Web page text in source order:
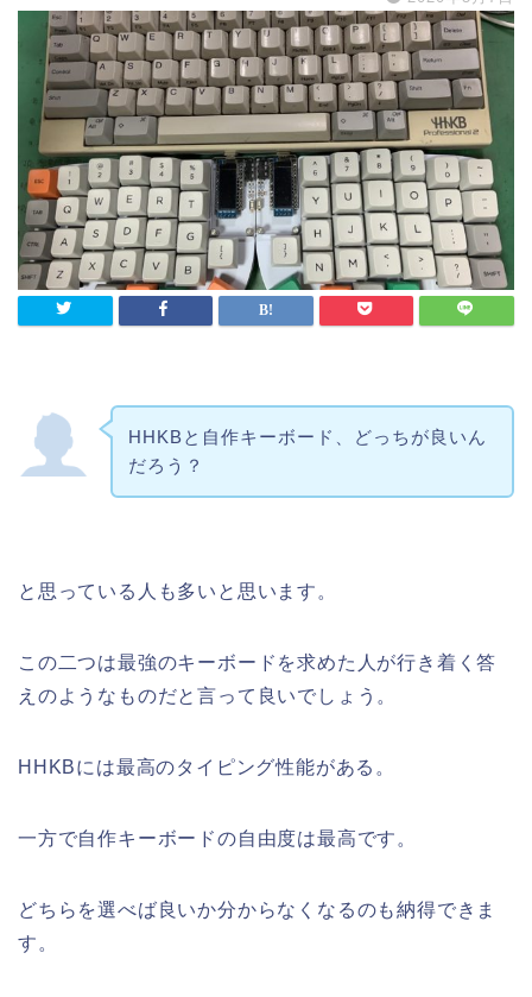
HHKBと自作キーボード、どっちが良いん
だろう？
と思っている人も多いと思います。
この二つは最強のキーボードを求めた人が行き着く答
えのようなものだと言って良いでしょう。
HHKBには最高のタイピング性能がある。
一方で自作キーボードの自由度は最高です。
どちらを選べば良いか分からなくなるのも納得できま
す。